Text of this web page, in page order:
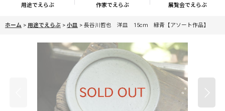
用途でえらぶ 作家でえらぶ 展覧会でえらぶ
ホーム > 用途でえらぶ > 小皿 > 長谷川哲也 洋皿 15cm 緑青【アソート作品】